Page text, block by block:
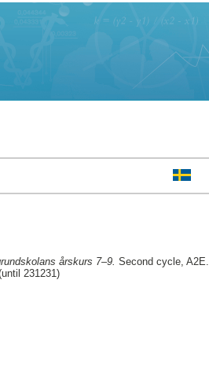
årskurs 7–9. Second cycle, A2E.
231231)